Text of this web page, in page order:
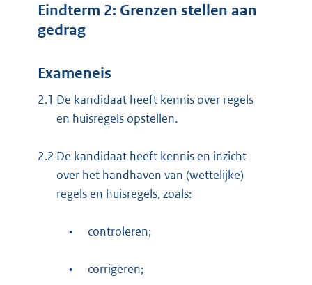
Eindterm 2: Grenzen stellen aan
gedrag
Exameneis
2.1 De kandidaat heeft kennis over regels
en huisregels opstellen.
2.2 De kandidaat heeft kennis en inzicht
over het handhaven van (wettelijke)
regels en huisregels, zoals:
• controleren;
• corrigeren;